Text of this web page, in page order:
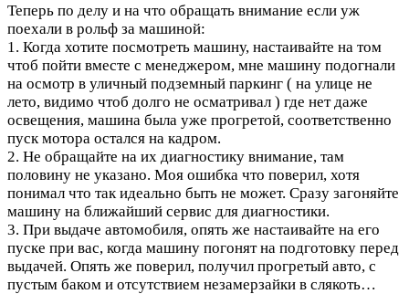
Теперь по делу и на что обращать внимание если уж
поехали в рольф за машиной:
1. Когда хотите посмотреть машину, настаивайте на том
чтоб пойти вместе с менеджером, мне машину подогнали
на осмотр в уличный подземный паркинг ( на улице не
лето, видимо чтоб долго не осматривал ) где нет даже
освещения, машина была уже прогретой, соответственно
пуск мотора остался на кадром.
2. Не обращайте на их диагностику внимание, там
половину не указано. Моя ошибка что поверил, хотя
понимал что так идеально быть не может. Сразу загоняйте
машину на ближайший сервис для диагностики.
3. При выдаче автомобиля, опять же настаивайте на его
пуске при вас, когда машину погонят на подготовку перед
выдачей. Опять же поверил, получил прогретый авто, с
пустым баком и отсутствием незамерзайки в слякоть…